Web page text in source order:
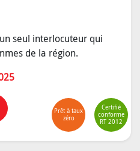
seul interlocuteur qui
de la région.
Prêt à taux
zéro
Certifié
conforme
RT 2012